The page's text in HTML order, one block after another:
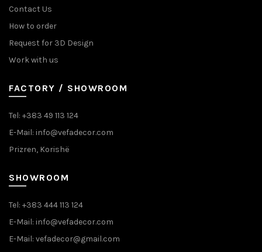
Contact Us
How to order
Request for 3D Design
Work with us
FACTORY / SHOWROOM
Tel: +383 49 113 124
E-Mail: info@vefadecor.com
Prizren, Korishë
SHOWROOM
Tel: +383 444 113 124
E-Mail: info@vefadecor.com
E-Mail: vefadecor@gmail.com